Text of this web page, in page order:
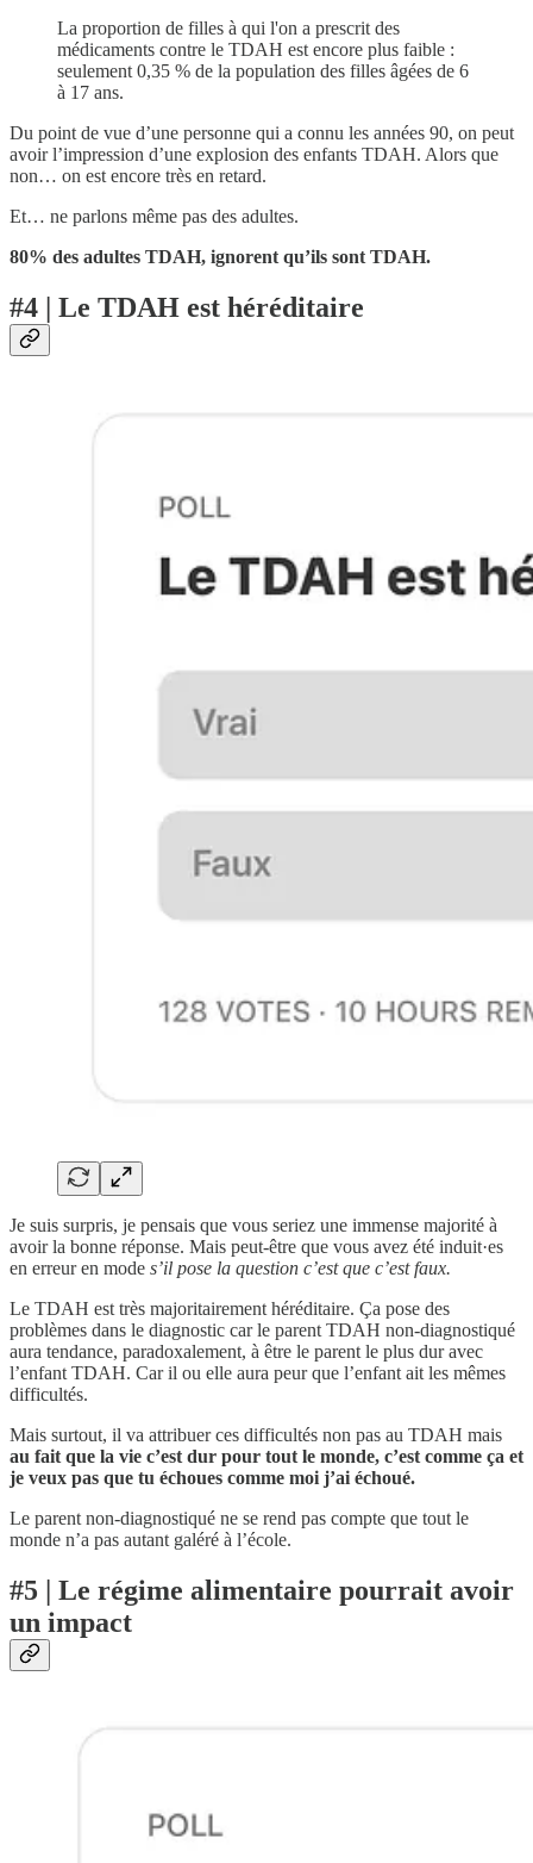
La proportion de filles à qui l'on a prescrit des
médicaments contre le TDAH est encore plus faible :
seulement 0,35 % de la population des filles âgées de 6
à 17 ans.
Du point de vue d’une personne qui a connu les années 90, on peut
avoir l’impression d’une explosion des enfants TDAH. Alors que
non… on est encore très en retard.
Et… ne parlons même pas des adultes.
80% des adultes TDAH, ignorent qu’ils sont TDAH.
#4 | Le TDAH est héréditaire
Je suis surpris, je pensais que vous seriez une immense majorité à
avoir la bonne réponse. Mais peut-être que vous avez été induit·es
en erreur en mode s’il pose la question c’est que c’est faux.
Le TDAH est très majoritairement héréditaire. Ça pose des
problèmes dans le diagnostic car le parent TDAH non-diagnostiqué
aura tendance, paradoxalement, à être le parent le plus dur avec
l’enfant TDAH. Car il ou elle aura peur que l’enfant ait les mêmes
difficultés.
Mais surtout, il va attribuer ces difficultés non pas au TDAH mais
au fait que la vie c’est dur pour tout le monde, c’est comme ça et
je veux pas que tu échoues comme moi j’ai échoué.
Le parent non-diagnostiqué ne se rend pas compte que tout le
monde n’a pas autant galéré à l’école.
#5 | Le régime alimentaire pourrait avoir
un impact